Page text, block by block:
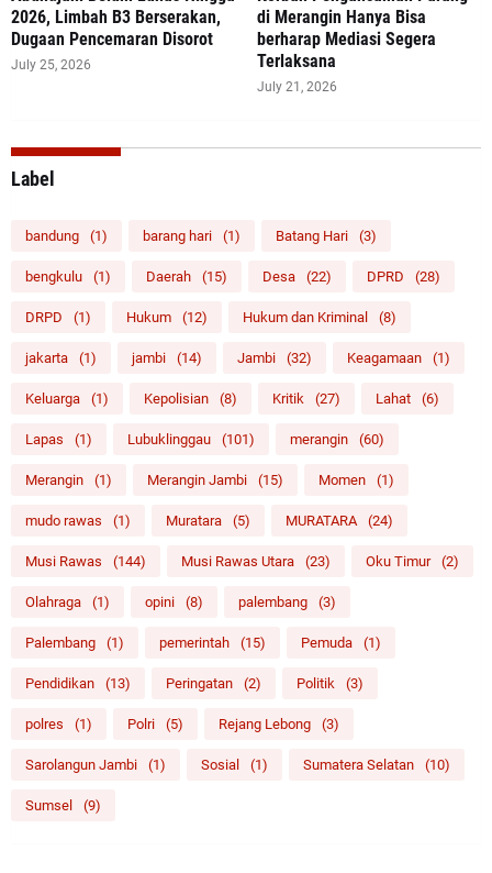
2026, Limbah B3 Berserakan,
Dugaan Pencemaran Disorot
July 25, 2026
di Merangin Hanya Bisa
berharap Mediasi Segera
Terlaksana
July 21, 2026
Label
bandung (1) barang hari (1) Batang Hari (3)
bengkulu (1) Daerah (15) Desa (22) DPRD (28)
DRPD (1) Hukum (12) Hukum dan Kriminal (8)
jakarta (1) jambi (14) Jambi (32) Keagamaan (1)
Keluarga (1) Kepolisian (8) Kritik (27) Lahat (6)
Lapas (1) Lubuklinggau (101) merangin (60)
Merangin (1) Merangin Jambi (15) Momen (1)
mudo rawas (1) Muratara (5) MURATARA (24)
Musi Rawas (144) Musi Rawas Utara (23) Oku Timur (2)
Olahraga (1) opini (8) palembang (3)
Palembang (1) pemerintah (15) Pemuda (1)
Pendidikan (13) Peringatan (2) Politik (3)
polres (1) Polri (5) Rejang Lebong (3)
Sarolangun Jambi (1) Sosial (1) Sumatera Selatan (10)
Sumsel (9)